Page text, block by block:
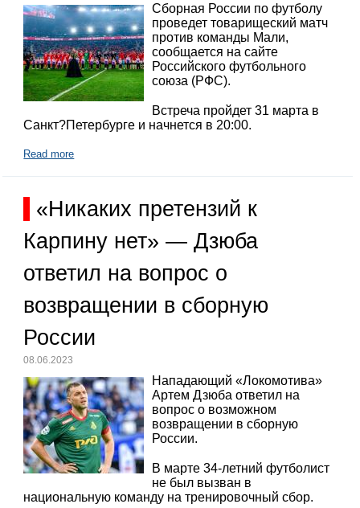
Сборная России по футболу
проведет товарищеский матч
против команды Мали,
сообщается на сайте
Российского футбольного
союза (РФС).
Встреча пройдет 31 марта в
Санкт?Петербурге и начнется в 20:00.
Read more
«Никаких претензий к
Карпину нет» — Дзюба
ответил на вопрос о
возвращении в сборную
России
08.06.2023
Нападающий «Локомотива»
Артем Дзюба ответил на
вопрос о возможном
возвращении в сборную
России.
В марте 34-летний футболист
не был вызван в
национальную команду на тренировочный сбор.